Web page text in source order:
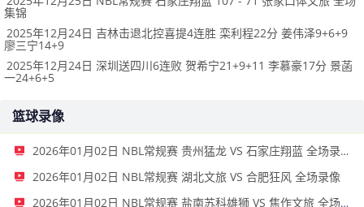
集锦
2025年12月24日 吉林击退北控喜提4连胜 栾利程22分 姜伟泽9+6+9
廖三宁14+9
2025年12月24日 深圳送四川6连败 贺希宁21+9+11 李慕豪17分 景菡
一24+6+5
篮球录像
2026年01月02日 NBL常规赛 贵州猛龙 VS 石家庄翔蓝 全场录像
2026年01月02日 NBL常规赛 湖北文旅 VS 合肥狂风 全场录像
2026年01月02日 NBL常规赛 盐南苏科雄狮 VS 焦作文旅 全场录像